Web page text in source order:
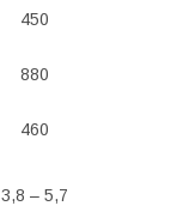
450
880
460
3,8 – 5,7